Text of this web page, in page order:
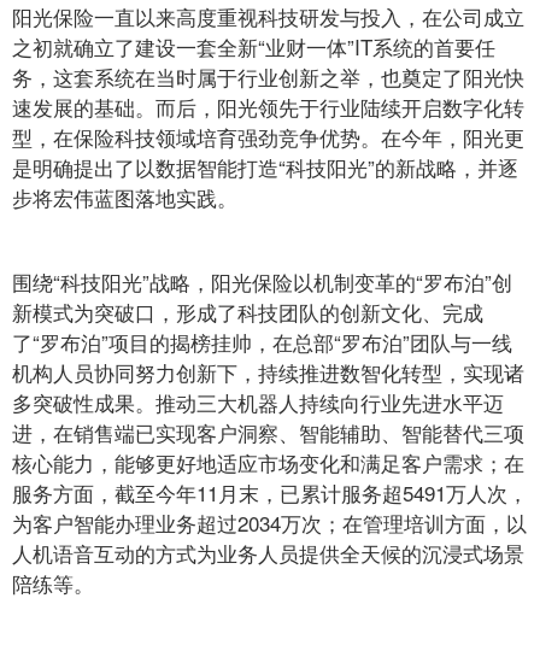
阳光保险一直以来高度重视科技研发与投入，在公司成立
之初就确立了建设一套全新“业财一体”IT系统的首要任
务，这套系统在当时属于行业创新之举，也奠定了阳光快
速发展的基础。而后，阳光领先于行业陆续开启数字化转
型，在保险科技领域培育强劲竞争优势。在今年，阳光更
是明确提出了以数据智能打造“科技阳光”的新战略，并逐
步将宏伟蓝图落地实践。
围绕“科技阳光”战略，阳光保险以机制变革的“罗布泊”创
新模式为突破口，形成了科技团队的创新文化、完成
了“罗布泊”项目的揭榜挂帅，在总部“罗布泊”团队与一线
机构人员协同努力创新下，持续推进数智化转型，实现诸
多突破性成果。推动三大机器人持续向行业先进水平迈
进，在销售端已实现客户洞察、智能辅助、智能替代三项
核心能力，能够更好地适应市场变化和满足客户需求；在
服务方面，截至今年11月末，已累计服务超5491万人次，
为客户智能办理业务超过2034万次；在管理培训方面，以
人机语音互动的方式为业务人员提供全天候的沉浸式场景
陪练等。